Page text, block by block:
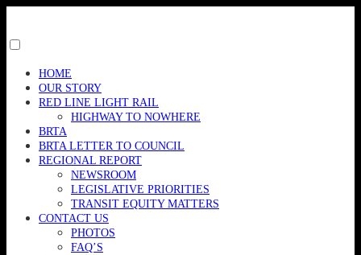
content
menu
visibility.
HOME
OUR STORY
RED LINE LIGHT RAIL
HIGHWAY TO NOWHERE
BRTA
BRTA LETTER TO COUNCIL
REGIONAL REPORT
NEWSROOM
LEGISLATIVE PRIORITIES
TRANSIT EQUITY MATTERS
CONTACT US
PHOTOS
FAQ’S